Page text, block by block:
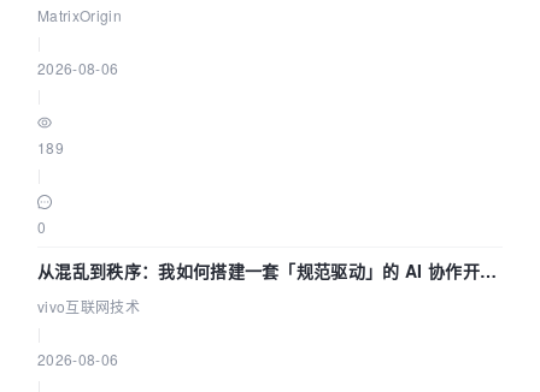
押注企业级AI基础设施赛道
MatrixOrigin
2026-08-06
189
0
从混乱到秩序：我如何搭建一套「规范驱动」的 AI 协作开发
体系
vivo互联网技术
2026-08-06